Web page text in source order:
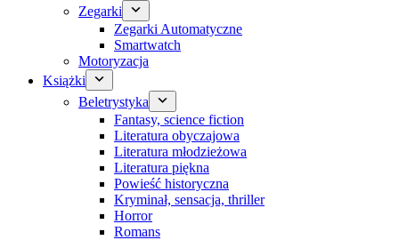
Zegarki
Zegarki Automatyczne
Smartwatch
Motoryzacja
Książki
Beletrystyka
Fantasy, science fiction
Literatura obyczajowa
Literatura młodzieżowa
Literatura piękna
Powieść historyczna
Kryminał, sensacja, thriller
Horror
Romans